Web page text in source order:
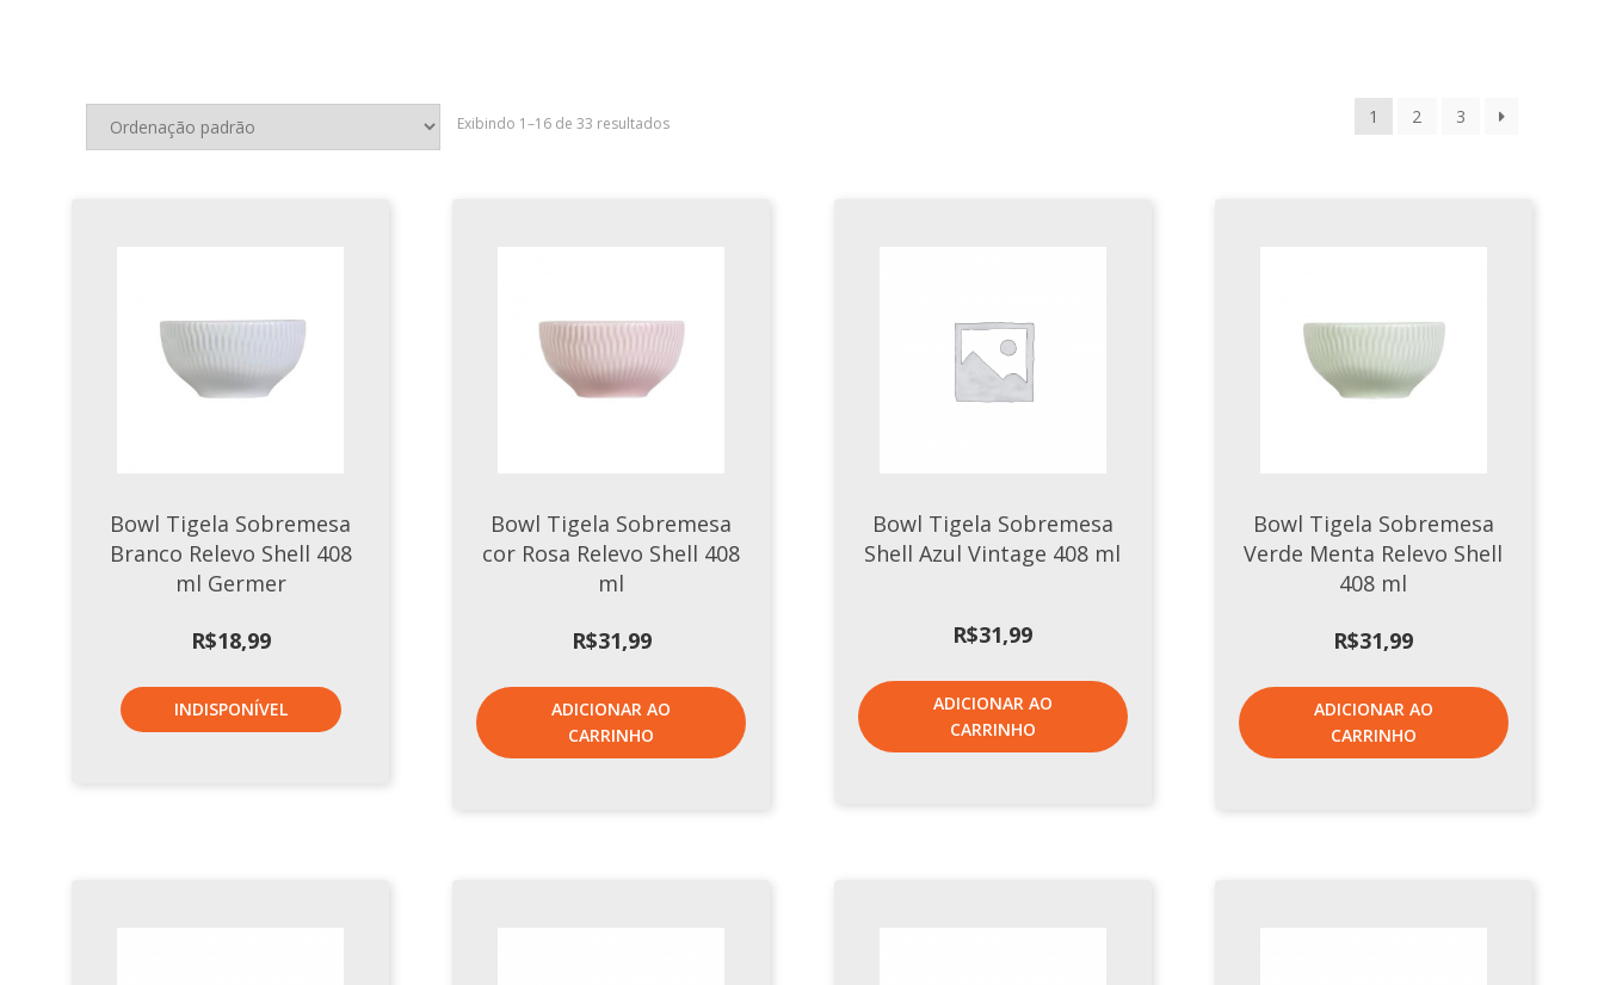
Exibindo 1–16 de 33 resultados 1 2 3
Bowl Tigela Sobremesa
Branco Relevo Shell 408
ml Germer
R$18,99
INDISPONÍVEL
Bowl Tigela Sobremesa
cor Rosa Relevo Shell 408
ml
R$31,99
ADICIONAR AO
CARRINHO
Bowl Tigela Sobremesa
Shell Azul Vintage 408 ml
R$31,99
ADICIONAR AO
CARRINHO
Bowl Tigela Sobremesa
Verde Menta Relevo Shell
408 ml
R$31,99
ADICIONAR AO
CARRINHO